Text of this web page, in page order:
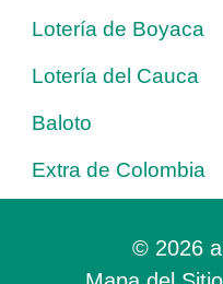
Lotería de Boyaca
Lotería del Cauca
Baloto
Extra de Colombia
© 2026